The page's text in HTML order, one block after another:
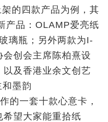
架的四款产品为例，其
产品：OLAMP爱亮纸
璃瓶；另外两款为I-
创会主席陈柏熹设
及香港业余文创艺
墨韵
的一套十款心意卡，
希望大家能重拾纸